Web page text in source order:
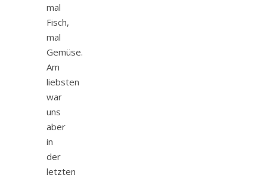
mal
Fisch,
mal
Gemüse.
Am
liebsten
war
uns
aber
in
der
letzten